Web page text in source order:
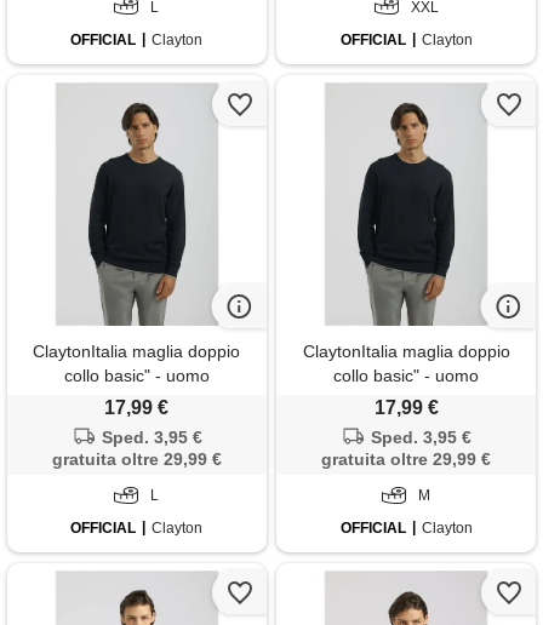
L
OFFICIAL
Clayton
XXL
OFFICIAL
Clayton
ClaytonItalia maglia doppio
collo basic" - uomo
17,99 €
Sped. 3,95 €
gratuita oltre 29,99 €
L
OFFICIAL
Clayton
ClaytonItalia maglia doppio
collo basic" - uomo
17,99 €
Sped. 3,95 €
gratuita oltre 29,99 €
M
OFFICIAL
Clayton